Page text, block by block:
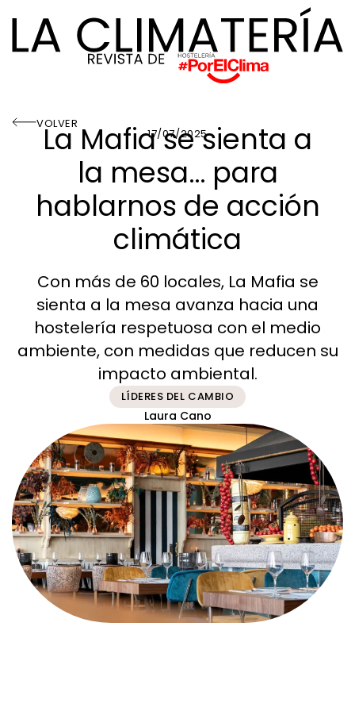
VOLVER
17/07/2025
La Mafia se sienta a
la mesa… para
hablarnos de acción
climática
Con más de 60 locales, La Mafia se
sienta a la mesa avanza hacia una
hostelería respetuosa con el medio
ambiente, con medidas que reducen su
impacto ambiental.
LÍDERES DEL CAMBIO
Laura Cano